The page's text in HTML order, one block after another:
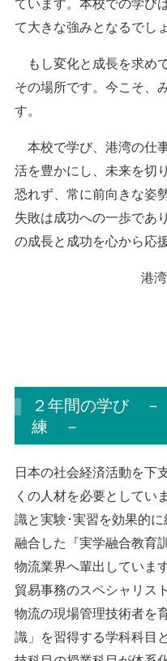
ています。本校での学び
て大きな強みとなるでしょ
もし変化と成長を求め
その場所です。今こそ、
す。
本校で学び、港湾の仕
活を豊かにし、未来を切
恐れず、常に前向きな姿
失敗は成功への一歩であ
の成長と成功を心から応
港
２年間の学び －
練 －
日本の社会経済活動を下
くの人材を必要としてい
識と実験･実習を効果的
融合した『実学融合教育
物流業界へ輩出しています
貿易事務のスペシャリス
物流の現場管理技術者を
識」を習得する学科科目